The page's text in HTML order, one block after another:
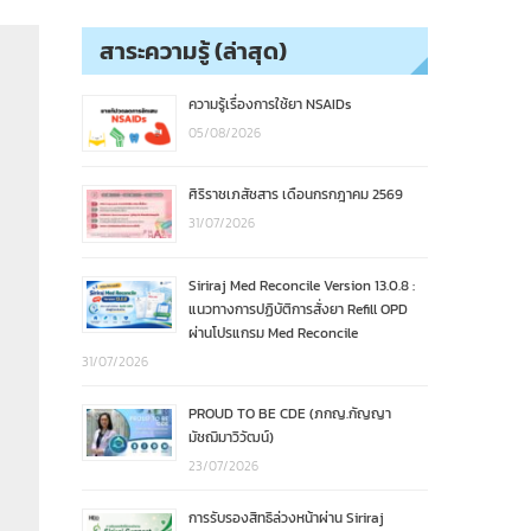
สาระความรู้ (ล่าสุด)
ความรู้เรื่องการใช้ยา NSAIDs
05/08/2026
ศิริราชเภสัชสาร เดือนกรกฎาคม 2569
31/07/2026
Siriraj Med Reconcile Version 13.0.8 :
แนวทางการปฏิบัติการสั่งยา Refill OPD
ผ่านโปรแกรม Med Reconcile
31/07/2026
PROUD TO BE CDE (ภกญ.กัญญา
มัชฌิมาวิวัฒน์)
23/07/2026
การรับรองสิทธิล่วงหน้าผ่าน Siriraj